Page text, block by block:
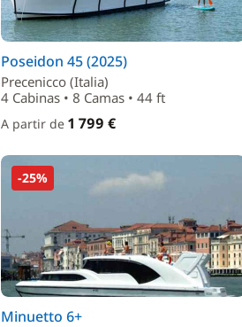
Poseidon 45 (2025)
Precenicco (Italia)
4 Cabinas • 8 Camas • 44 ft
A partir de 1 799 €
-25%
Minuetto 6+